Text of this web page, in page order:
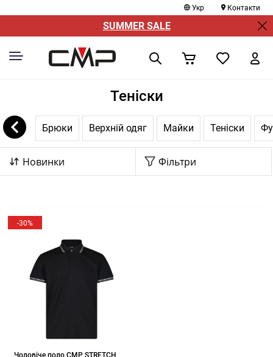
Укр Контакти
SUMMER SALE
Теніски
Брюки Верхній одяг Майки Теніски
Новинки Фільтри
-30%
Чоловіче поло CMP STRETCH